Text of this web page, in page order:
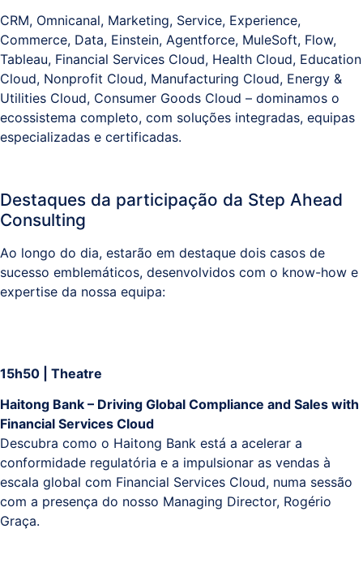
CRM, Omnicanal, Marketing, Service, Experience,
Commerce, Data, Einstein, Agentforce, MuleSoft, Flow,
Tableau, Financial Services Cloud, Health Cloud, Education
Cloud, Nonprofit Cloud, Manufacturing Cloud, Energy &
Utilities Cloud, Consumer Goods Cloud – dominamos o
ecossistema completo, com soluções integradas, equipas
especializadas e certificadas.
Destaques da participação da Step Ahead
Consulting
Ao longo do dia, estarão em destaque dois casos de
sucesso emblemáticos, desenvolvidos com o know-how e
expertise da nossa equipa:
15h50 | Theatre
Haitong Bank – Driving Global Compliance and Sales with
Financial Services Cloud
Descubra como o Haitong Bank está a acelerar a
conformidade regulatória e a impulsionar as vendas à
escala global com Financial Services Cloud, numa sessão
com a presença do nosso Managing Director, Rogério
Graça.